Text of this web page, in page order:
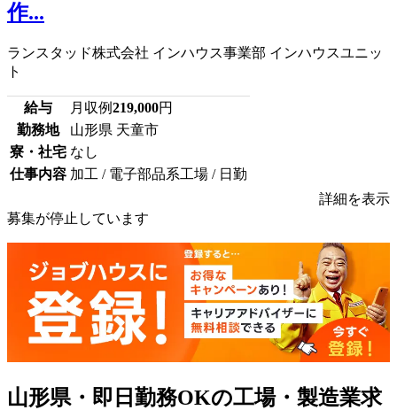
作...
ランスタッド株式会社 インハウス事業部 インハウスユニッ
ト
給与 月収例219,000円
勤務地
山形県 天童市
寮・社宅 なし
仕事内容 加工 / 電子部品系工場 / 日勤
詳細を表示
募集が停止しています
山形県・即日勤務OKの工場・製造業求